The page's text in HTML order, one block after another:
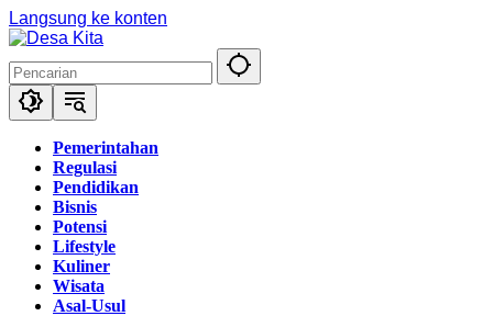
Langsung ke konten
Pemerintahan
Regulasi
Pendidikan
Bisnis
Potensi
Lifestyle
Kuliner
Wisata
Asal-Usul